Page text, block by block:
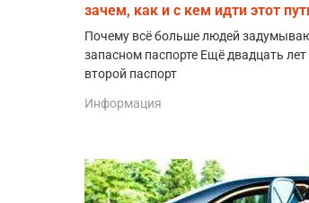
зачем, как и с кем идти этот
Почему всё больше людей
запасном паспорте Ещё двадцать
второй паспорт
Информация